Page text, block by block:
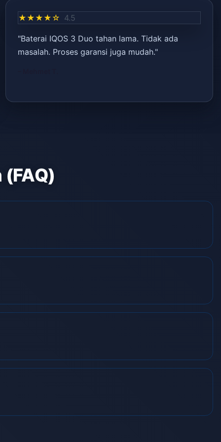
★★★★☆ 4.5
"Baterai IQOS 3 Duo tahan lama. Tidak ada
masalah. Proses garansi juga mudah."